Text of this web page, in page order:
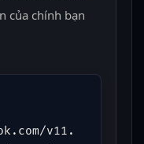
của chính bạn
v11.